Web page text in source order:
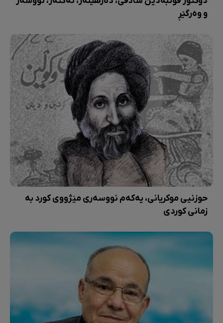
و وەرگێڕ
حوزنیی موکریانی، یەکەم نووسەری مێژووی کورد بە
زمانی کوردی